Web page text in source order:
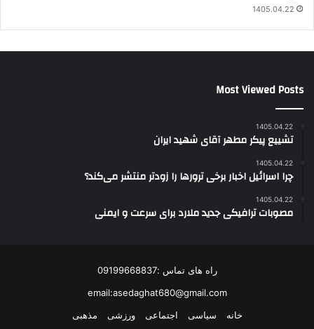
1405.04.22
Most Viewed Posts
1405.04.22
تشییع پیکر مطهر آقای شهید ایران
1405.04.22
چرا اسرائیل اخبار برخی ترورها را زودتر منتشر می‌کند؟
1405.04.22
مصوبات ترافیکی جدید ملارد برای سرعت و ایمنی
راه های تماس :09199668837
email:asedaghat680@gmail.com
خانه
سیاسی اجتماعی ورزشی مذهبی